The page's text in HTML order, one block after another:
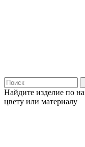
Найдите изделие по
цвету или материалу